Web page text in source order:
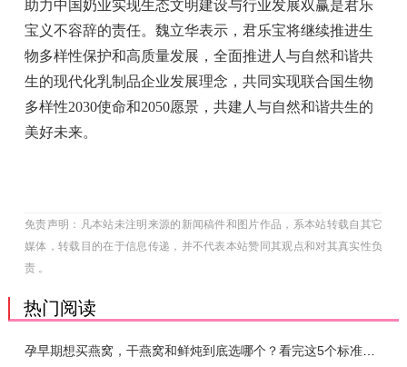
助力中国奶业实现生态文明建设与行业发展双赢是君乐
宝义不容辞的责任。魏立华表示，君乐宝将继续推进生
物多样性保护和高质量发展，全面推进人与自然和谐共
生的现代化乳制品企业发展理念，共同实现联合国生物
多样性2030使命和2050愿景，共建人与自然和谐共生的
美好未来。
免责声明：凡本站未注明来源的新闻稿件和图片作品，系本站转载自其它
媒体，转载目的在于信息传递，并不代表本站赞同其观点和对其真实性负
责 。
热门阅读
孕早期想买燕窝，干燕窝和鲜炖到底选哪个？看完这5个标准再下单